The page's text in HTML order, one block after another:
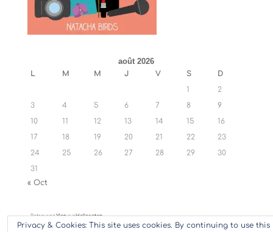
août 2026
L M M J V S
D
1
2
3
4 5 6 7 8
9
10
11 12 13 14 15
16
17
18 19 20 21 22
23
24
25 26 27 28 29
30
31
« Oct
RetrouvezYlansurHellocoton
Privacy & Cookies: This site uses cookies. By continuing to use this